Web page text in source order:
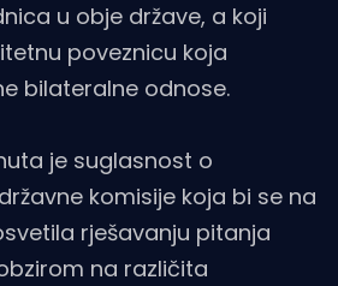
u obje države, a koji
poveznicu koja
bilateralne odnose.
je suglasnost o
komisije koja bi se na
rješavanju pitanja
na različita